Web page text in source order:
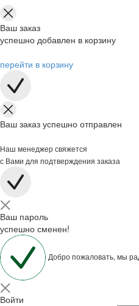
Ваш заказ
успешно добавлен в корзину
перейти в корзину
Ваш заказ успешно отправлен
Наш менеджер свяжется
с Вами для подтверждения заказа
Ваш пароль
успешно сменен!
Добро пожаловать, мы
Войти